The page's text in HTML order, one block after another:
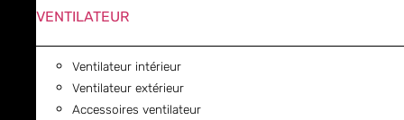
VENTILATEUR
Ventilateur intérieur
Ventilateur extérieur
Accessoires ventilateur